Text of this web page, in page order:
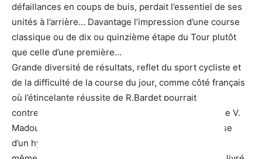
défaillances en coups de buis, perdait l’essentiel de ses
unités à l’arrière… Davantage l’impression d’une course
classique ou de dix ou quinzième étape du Tour plutôt
que celle d’une première…
Grande diversité de résultats, reflet du sport cycliste et
de la difficulté de la course du jour, comme côté français
où l’étincelante réussite de R.Bardet pourrait
contrebalancer l’inattendue, folle et vaine énergie de V.
Madouas échappé à l’avant, curieusement à la chasse
d’un hypothétique maillot à pois, tandis que dans ce